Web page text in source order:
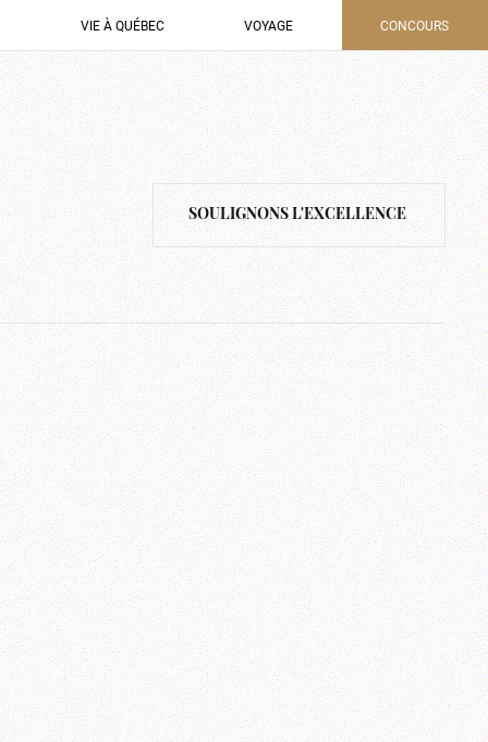
VIE À QUÉBEC VOYAGE CONCOURS
SOULIGNONS L'EXCELLENCE